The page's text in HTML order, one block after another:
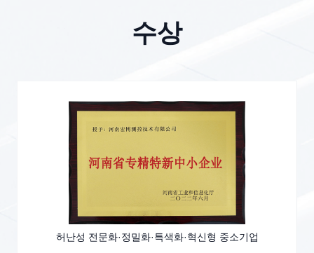
수상
허난성 전문화·정밀화·특색화·혁신형 중소기업